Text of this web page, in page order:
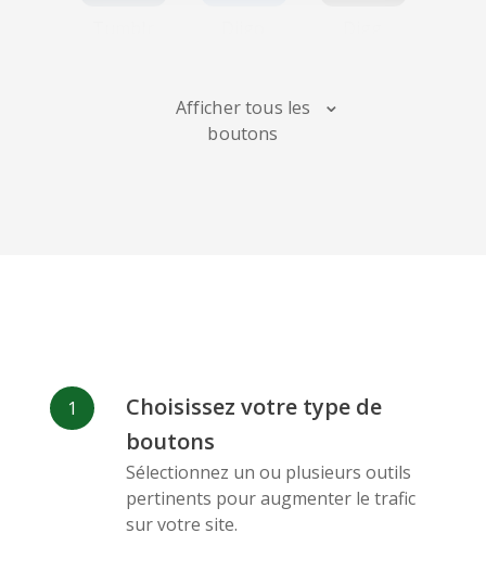
Facebook
Messenger
Sina
Weibo
Afficher tous les
boutons
Choisissez votre type de
boutons
Sélectionnez un ou plusieurs outils
pertinents pour augmenter le trafic
sur votre site.